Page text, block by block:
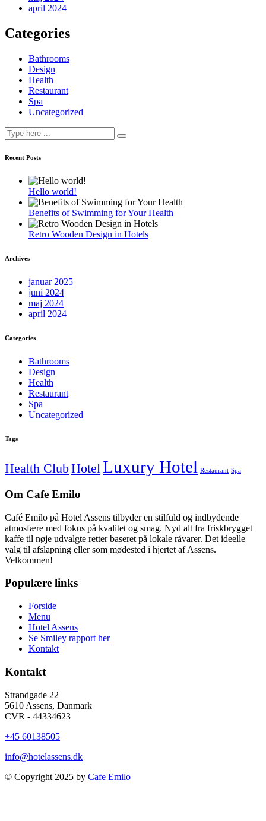
april 2024
Categories
Bathrooms
Design
Health
Restaurant
Spa
Uncategorized
Recent Posts
Hello world!
Benefits of Swimming for Your Health
Retro Wooden Design in Hotels
Archives
januar 2025
juni 2024
maj 2024
april 2024
Categories
Bathrooms
Design
Health
Restaurant
Spa
Uncategorized
Tags
Health ClubHotelLuxury Hotel Restaurant Spa
Om Cafe Emilo
Café Emilo på Hotel Assens tilbyder en stilfuld og indbydende
atmosfære med fokus på kvalitet og smag. Nyd alt fra friskbrygget
kaffe til nøje udvalgte retter baseret på lokale råvarer. Det ideelle
valg til afslapning eller som mødested i hjertet af Assens.
Velkommen!
Populære links
Forside
Menu
Hotel Assens
Se Smiley rapport her
Kontakt
Kontakt
Strandgade 22
5610 Assens, Danmark
CVR - 44334623
+45 60138505
info@hotelassens.dk
© Copyright 2025 by Cafe Emilo